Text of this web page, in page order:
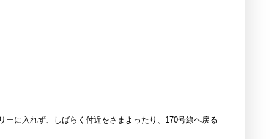
に入れず、しばらく付近をさまよったり、170号線へ戻る